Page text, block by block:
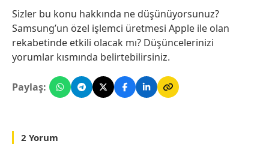
Sizler bu konu hakkında ne düşünüyorsunuz?
Samsung’un özel işlemci üretmesi Apple ile olan
rekabetinde etkili olacak mı? Düşüncelerinizi
yorumlar kısmında belirtebilirsiniz.
Paylaş:
2 Yorum